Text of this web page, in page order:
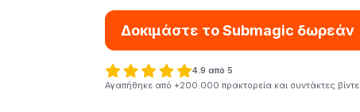
Δοκιμάστε το Submagic δωρεάν
4.9 από 5
Αγαπήθηκε από +200.000 πρακτορεία και συντάκτες